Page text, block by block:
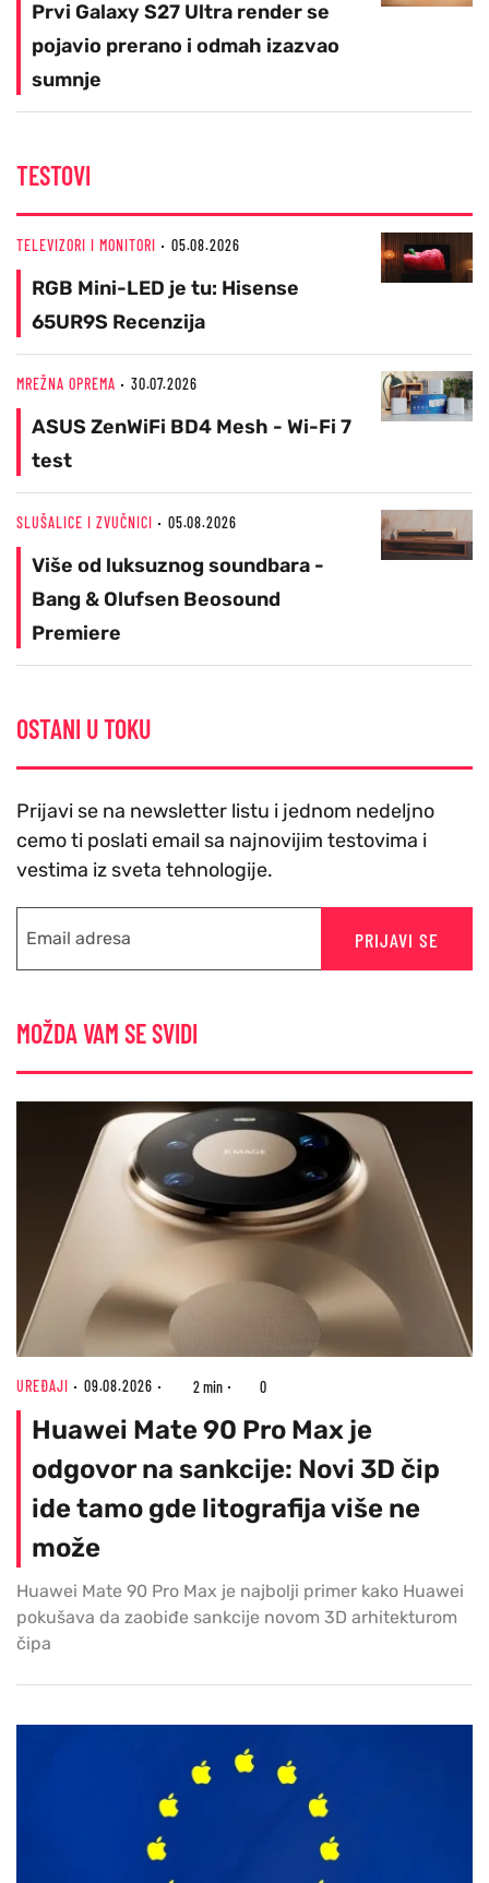
Prvi Galaxy S27 Ultra render se
pojavio prerano i odmah izazvao
sumnje
TESTOVI
TELEVIZORI I MONITORI 05.08.2026
RGB Mini-LED je tu: Hisense
65UR9S Recenzija
MREŽNA OPREMA 30.07.2026
ASUS ZenWiFi BD4 Mesh - Wi-Fi 7
test
SLUŠALICE I ZVUČNICI 05.08.2026
Više od luksuznog soundbara -
Bang & Olufsen Beosound
Premiere
OSTANI U TOKU
Prijavi se na newsletter listu i jednom nedeljno
cemo ti poslati email sa najnovijim testovima i
vestima iz sveta tehnologije.
PRIJAVI SE
MOŽDA VAM SE SVIDI
UREĐAJI 09.08.2026 2 min 0
Huawei Mate 90 Pro Max je
odgovor na sankcije: Novi 3D čip
ide tamo gde litografija više ne
može
Huawei Mate 90 Pro Max je najbolji primer kako Huawei
pokušava da zaobiđe sankcije novom 3D arhitekturom
čipa